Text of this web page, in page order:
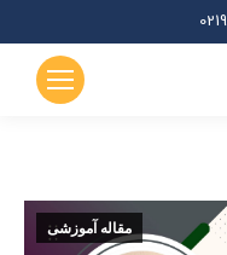
مقاله آموزشی